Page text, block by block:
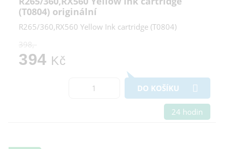
(T0804) originální
R265/360,RX560 Yellow Ink cartridge (T0804)
398,-
394 Kč
DO KOŠÍKU
24 hodin